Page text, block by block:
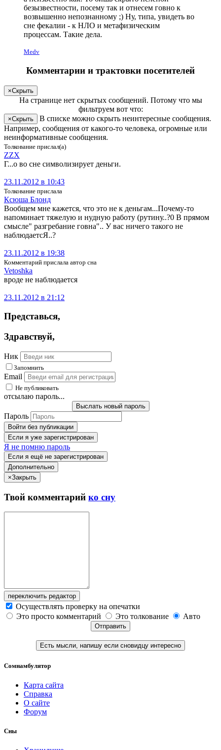
безызвестности, посему так и отнесем говно к
возвышенно непознанному ;) Ну, типа, увидеть во
сне фекалии - к НЛО и метафизическим
процессам. Такие дела.
Medv
Комментарии и трактовки посетителей
×Скрыть
На странице нет скрытых сообщений. Потому что мы
фильтруем вот что:
×Скрыть
В списке можно скрыть неинтересные сообщения.
Например, сообщения от какого-то человека, огромные или
неинформативные сообщения.
Толкование прислал(а)
ZZX
Г...о во сне символизирует деньги.
23.11.2012 в 10:43
Толкование прислала
Ксю­ша Блонд
Вообщем мне кажется, что это не к деньгам...Почему-то
напоминает тяжелую и нудную работу (рутину..?0 В прямом
смысле" разгребание говна".. У вас ничего такого не
наблюдаетсЯ..?
23.11.2012 в 19:38
Комментарий прислала автор сна
Vetoshka
вроде не наблюдается
23.11.2012 в 21:12
Представься,
Здравствуй,
Ник
Запомнить
Email
Не публиковать
отсылаю пароль...
Выслать новый пароль
Пароль
Войти без публикации
Если я уже зарегистрирован
Я не помню пароль
Если я ещё не зарегистрирован
Дополнительно
×Закрыть
Твой комментарий ко сну
переключить редактор
Осуществлять проверку на опечатки
Это просто комментарий
Это толкование Авто
Отправить
Есть мысли, напишу если сновидцу интересно
Сомнамбулятор
Карта сайта
Справка
О сайте
Форум
Сны